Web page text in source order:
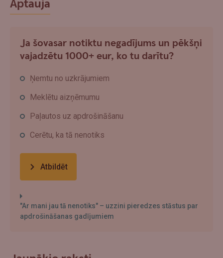
Aptauja
Ja šovasar notiktu negadījums un pēkšņi
vajadzētu 1000+ eur, ko tu darītu?
Ņemtu no uzkrājumiem
Meklētu aizņēmumu
Paļautos uz apdrošināšanu
Cerētu, ka tā nenotiks
Atbildēt
"Ar mani jau tā nenotiks" – uzzini pieredzes stāstus par
apdrošināšanas gadījumiem